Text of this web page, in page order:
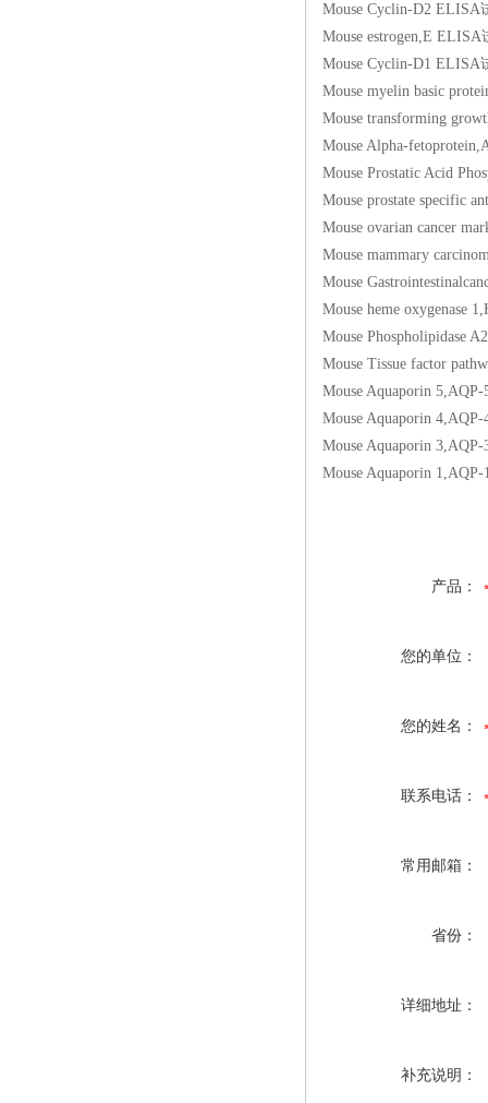
Mouse Cyclin-D2
Mouse estrogen,E
Mouse Cyclin-D1
Mouse myelin basic
Mouse transforming
Mouse Alpha-
Mouse Prostatic Acid
Mouse prostate specific
Mouse ovarian cancer
Mouse mammary
Mouse
Mouse heme
Mouse Phospholipidase
Mouse Tissue factor
Mouse Aquaporin
Mouse Aquaporin
Mouse Aquaporin
Mouse Aquaporin
产品：
您的单位：
您的姓名：
联系电话：
常用邮箱：
省份：
详细地址：
补充说明：